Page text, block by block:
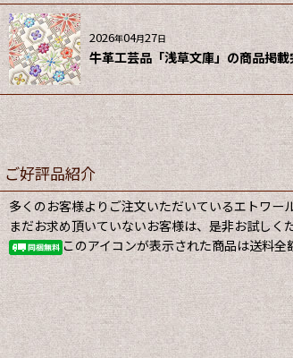
2026年04月27日
牛革工芸品「浅草文庫」の商品掲
ご好評品紹介
多くのお客様よりご注文いただいているエトワー
まだお求め頂いていないお客様は、是非お試しく
このアイコンが表示された商品は送料